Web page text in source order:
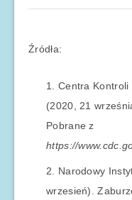
Źródła:
Centra Kontroli
(2020, 21
Pobrane z
https://
Narodowy
wrzesień).